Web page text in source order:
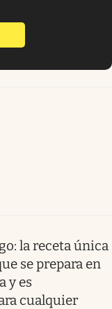
en nueva pestaña
la receta única
se prepara en
y es
cualquier